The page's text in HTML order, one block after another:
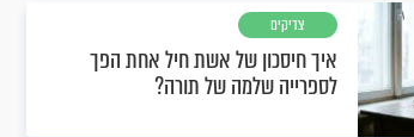
צדיקים
איך חיסכון של אשת חיל אחת הפך
לספרייה שלמה של תורה?